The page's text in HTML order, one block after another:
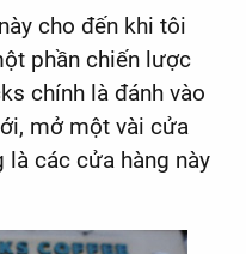
cho đến khi tôi
phần chiến lược
chính là đánh vào
mở một vài cửa
là các cửa hàng này